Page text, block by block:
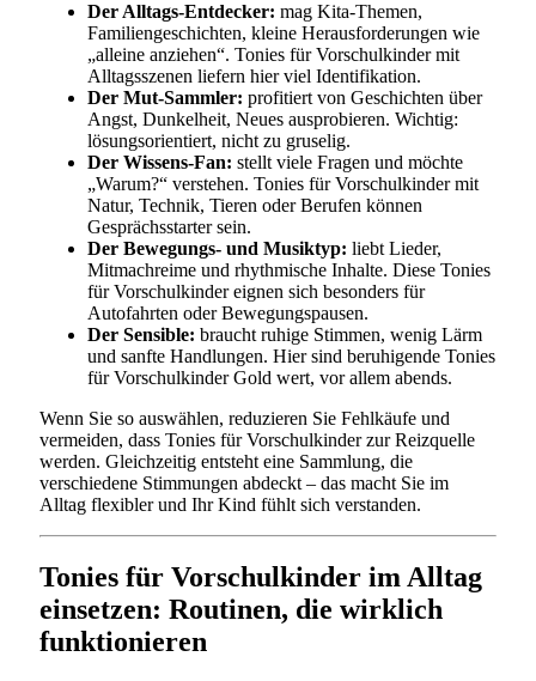
Der Alltags-Entdecker: mag Kita-Themen,
Familiengeschichten, kleine Herausforderungen wie
„alleine anziehen“. Tonies für Vorschulkinder mit
Alltagsszenen liefern hier viel Identifikation.
Der Mut-Sammler: profitiert von Geschichten über
Angst, Dunkelheit, Neues ausprobieren. Wichtig:
lösungsorientiert, nicht zu gruselig.
Der Wissens-Fan: stellt viele Fragen und möchte
„Warum?“ verstehen. Tonies für Vorschulkinder mit
Natur, Technik, Tieren oder Berufen können
Gesprächsstarter sein.
Der Bewegungs- und Musiktyp: liebt Lieder,
Mitmachreime und rhythmische Inhalte. Diese Tonies
für Vorschulkinder eignen sich besonders für
Autofahrten oder Bewegungspausen.
Der Sensible: braucht ruhige Stimmen, wenig Lärm
und sanfte Handlungen. Hier sind beruhigende Tonies
für Vorschulkinder Gold wert, vor allem abends.
Wenn Sie so auswählen, reduzieren Sie Fehlkäufe und
vermeiden, dass Tonies für Vorschulkinder zur Reizquelle
werden. Gleichzeitig entsteht eine Sammlung, die
verschiedene Stimmungen abdeckt – das macht Sie im
Alltag flexibler und Ihr Kind fühlt sich verstanden.
Tonies für Vorschulkinder im Alltag
einsetzen: Routinen, die wirklich
funktionieren